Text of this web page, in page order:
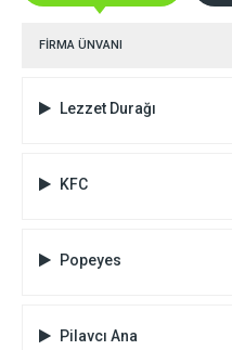
FİRMA ÜNVANI
Lezzet Durağı
KFC
Popeyes
Pilavcı Ana